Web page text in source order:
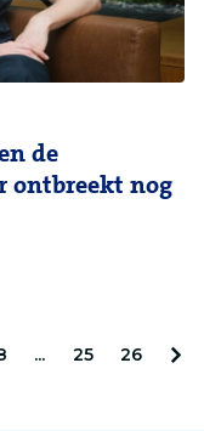
de
ontbreekt nog
... 25
26